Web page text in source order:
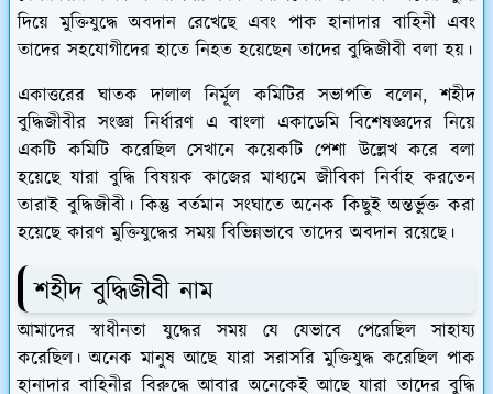
দিয়ে মুক্তিযুদ্ধে অবদান রেখেছে এবং পাক হানাদার বাহিনী এবং
তাদের সহযোগীদের হাতে নিহত হয়েছেন তাদের বুদ্ধিজীবী বলা হয়।
একাত্তরের ঘাতক দালাল নির্মূল কমিটির সভাপতি বলেন, শহীদ
বুদ্ধিজীবীর সংজ্ঞা নির্ধারণ এ বাংলা একাডেমি বিশেষজ্ঞদের নিয়ে
একটি কমিটি করেছিল সেখানে কয়েকটি পেশা উল্লেখ করে বলা
হয়েছে যারা বুদ্ধি বিষয়ক কাজের মাধ্যমে জীবিকা নির্বাহ করতেন
তারাই বুদ্ধিজীবী। কিন্তু বর্তমান সংঘাতে অনেক কিছুই অন্তর্ভুক্ত করা
হয়েছে কারণ মুক্তিযুদ্ধের সময় বিভিন্নভাবে তাদের অবদান রয়েছে।
শহীদ বুদ্ধিজীবী নাম
আমাদের স্বাধীনতা যুদ্ধের সময় যে যেভাবে পেরেছিল সাহায্য
করেছিল। অনেক মানুষ আছে যারা সরাসরি মুক্তিযুদ্ধ করেছিল পাক
হানাদার বাহিনীর বিরুদ্ধে আবার অনেকেই আছে যারা তাদের বুদ্ধি